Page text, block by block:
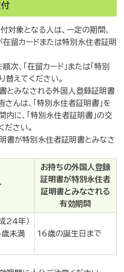
対象となる人は、一定の期間、
留カードまたは特別永住者証明
、「在留カード」または「特別
替えてください。
とみなされる外国人登録証明書
さんは、「特別永住者証明書」を
内に、「特別永住者証明書」の交
ださい。
書が特別永住者証明書とみなさ
お持ちの外国人登録
証明書が特別永住者
証明書とみなされる
有効期間
24年）
未満
16歳の誕生日まで